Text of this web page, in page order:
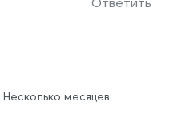
месяцев